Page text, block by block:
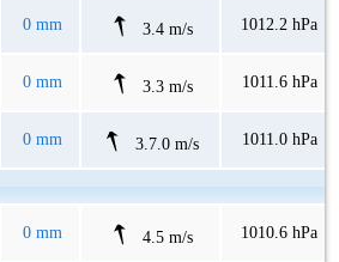
0 mm 3.4 m/s 1012.2 hPa
0 mm 3.3 m/s 1011.6 hPa
0 mm 3.7.0 m/s 1011.0 hPa
0 mm 4.5 m/s 1010.6 hPa